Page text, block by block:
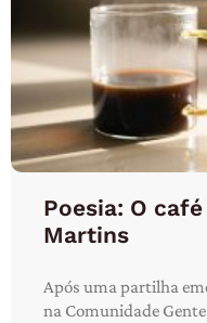
Poesia: O
Martins
Após uma partilha
na Comunidade